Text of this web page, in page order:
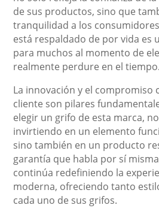
de sus productos, sino que
tranquilidad a los
está respaldado de por vida es
para muchos al momento de
realmente perdure en el tiempo.
La innovación y el compromiso
cliente son pilares
elegir un grifo de esta marca,
invirtiendo en un elemento
sino también en un producto
garantía que habla por sí
continúa redefiniendo la
moderna, ofreciendo tanto
cada uno de sus grifos.